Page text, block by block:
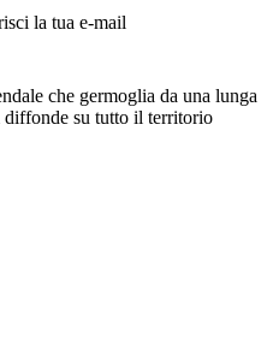
la tua e-mail
che germoglia da una lunga
diffonde su tutto il territorio